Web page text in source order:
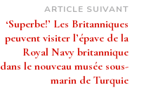
ARTICLE SUIVANT
‘Superbe!’ Les Britanniques
peuvent visiter l’épave de la
Royal Navy britannique
dans le nouveau musée sous-
marin de Turquie